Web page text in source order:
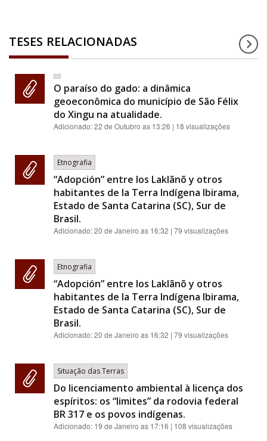
TESES RELACIONADAS
O paraíso do gado: a dinâmica
geoeconômica do município de São Félix
do Xingu na atualidade.
Adicionado:22 de Outubro as 13:26 | 18 visualizações
Etnografia
“Adopción” entre los Laklãnõ y otros
habitantes de la Terra Indígena Ibirama,
Estado de Santa Catarina (SC), Sur de
Brasil.
Adicionado:20 de Janeiro as 16:32 | 79 visualizações
Etnografia
“Adopción” entre los Laklãnõ y otros
habitantes de la Terra Indígena Ibirama,
Estado de Santa Catarina (SC), Sur de
Brasil.
Adicionado:20 de Janeiro as 16:32 | 79 visualizações
Situação das Terras
Do licenciamento ambiental à licença dos
espíritos: os “limites” da rodovia federal
BR 317 e os povos indígenas.
Adicionado: 19 de Janeiro as 17:16 | 108 visualizações